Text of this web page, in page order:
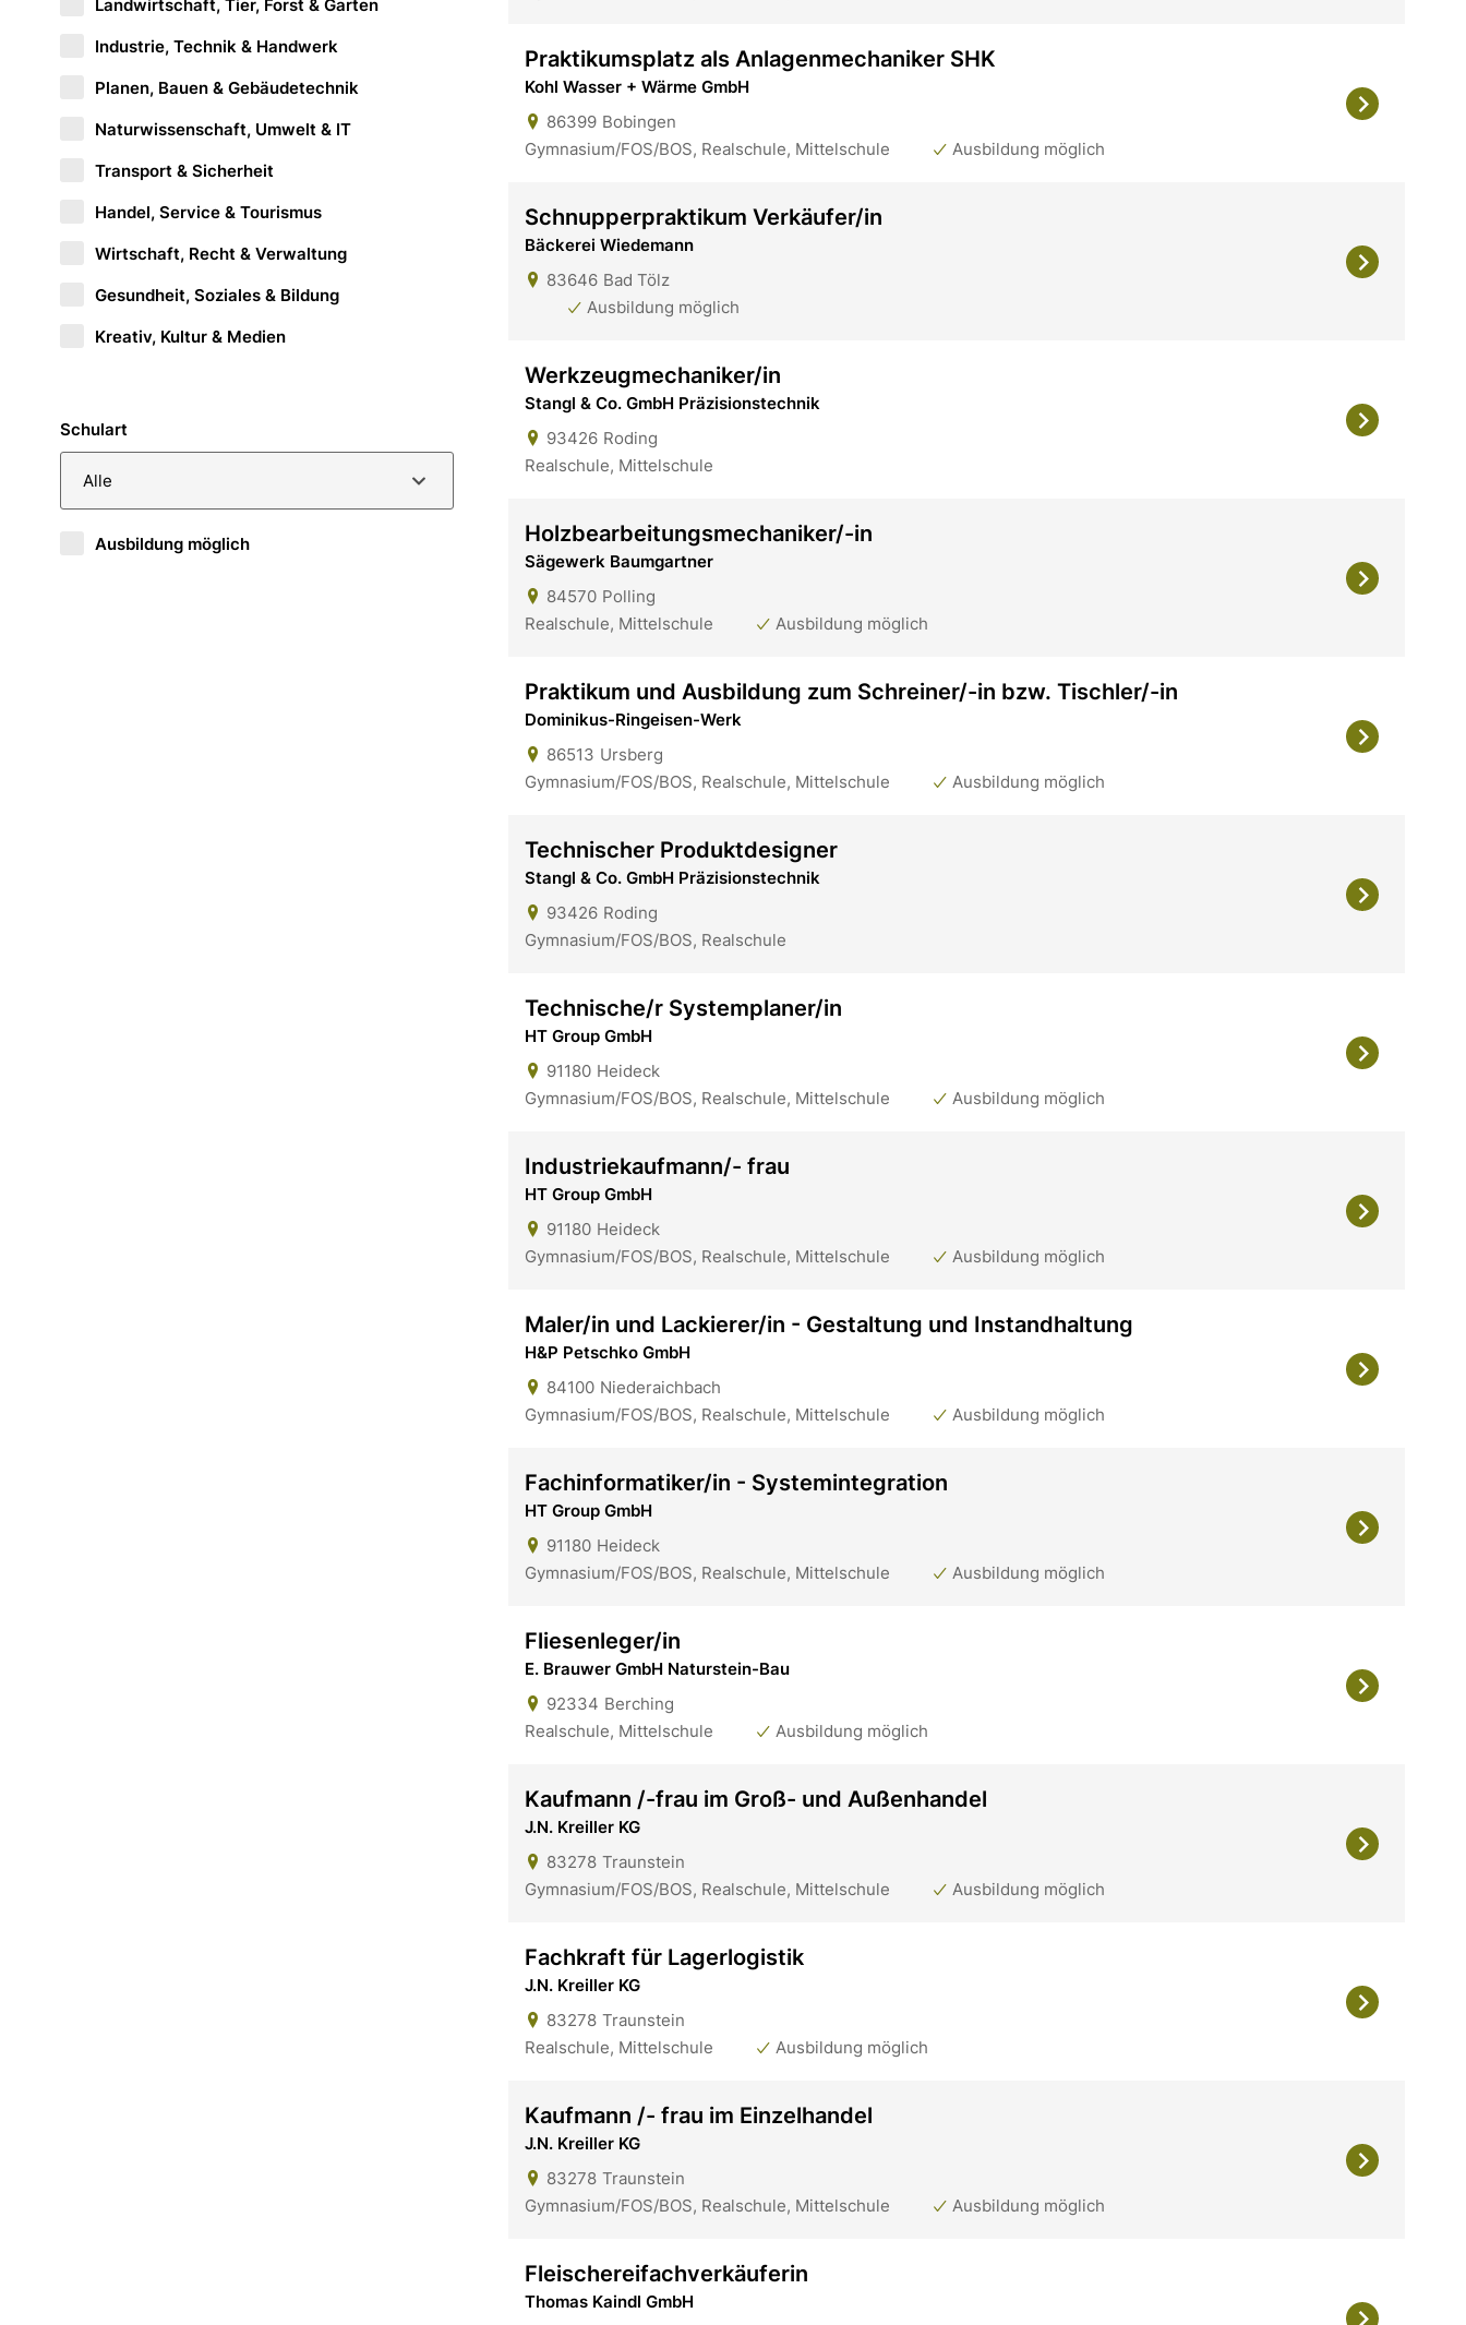
Landwirtschaft, Tier, Forst & Garten
Industrie, Technik & Handwerk
Planen, Bauen & Gebäudetechnik
Naturwissenschaft, Umwelt & IT
Transport & Sicherheit
Handel, Service & Tourismus
Wirtschaft, Recht & Verwaltung
Gesundheit, Soziales & Bildung
Kreativ, Kultur & Medien
Schulart
Alle
Ausbildung möglich
Praktikumsplatz als Anlagenmechaniker SHK
Kohl Wasser + Wärme GmbH
86399 Bobingen
Gymnasium/FOS/BOS, Realschule, Mittelschule
Ausbildung möglich
Schnupperpraktikum Verkäufer/in
Bäckerei Wiedemann
83646 Bad Tölz
Ausbildung möglich
Werkzeugmechaniker/in
Stangl & Co. GmbH Präzisionstechnik
93426 Roding
Realschule, Mittelschule
Holzbearbeitungsmechaniker/-in
Sägewerk Baumgartner
84570 Polling
Realschule, Mittelschule
Ausbildung möglich
Praktikum und Ausbildung zum Schreiner/-in bzw. Tischler/-in
Dominikus-Ringeisen-Werk
86513 Ursberg
Gymnasium/FOS/BOS, Realschule, Mittelschule
Ausbildung möglich
Technischer Produktdesigner
Stangl & Co. GmbH Präzisionstechnik
93426 Roding
Gymnasium/FOS/BOS, Realschule
Technische/r Systemplaner/in
HT Group GmbH
91180 Heideck
Gymnasium/FOS/BOS, Realschule, Mittelschule
Ausbildung möglich
Industriekaufmann/- frau
HT Group GmbH
91180 Heideck
Gymnasium/FOS/BOS, Realschule, Mittelschule
Ausbildung möglich
Maler/in und Lackierer/in - Gestaltung und Instandhaltung
H&P Petschko GmbH
84100 Niederaichbach
Gymnasium/FOS/BOS, Realschule, Mittelschule
Ausbildung möglich
Fachinformatiker/in - Systemintegration
HT Group GmbH
91180 Heideck
Gymnasium/FOS/BOS, Realschule, Mittelschule
Ausbildung möglich
Fliesenleger/in
E. Brauwer GmbH Naturstein-Bau
92334 Berching
Realschule, Mittelschule
Ausbildung möglich
Kaufmann /-frau im Groß- und Außenhandel
J.N. Kreiller KG
83278 Traunstein
Gymnasium/FOS/BOS, Realschule, Mittelschule
Ausbildung möglich
Fachkraft für Lagerlogistik
J.N. Kreiller KG
83278 Traunstein
Realschule, Mittelschule
Ausbildung möglich
Kaufmann /- frau im Einzelhandel
J.N. Kreiller KG
83278 Traunstein
Gymnasium/FOS/BOS, Realschule, Mittelschule
Ausbildung möglich
Fleischereifachverkäuferin
Thomas Kaindl GmbH